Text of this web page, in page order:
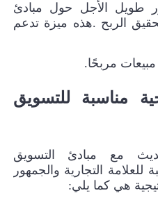
طويل الأجل حول مبادئ
الربح .هذه ميزة تدعم
مربحًا.
مناسبة للتسويق
مع مبادئ التسويق
للعلامة التجارية والجمهور
هي كما يلي: